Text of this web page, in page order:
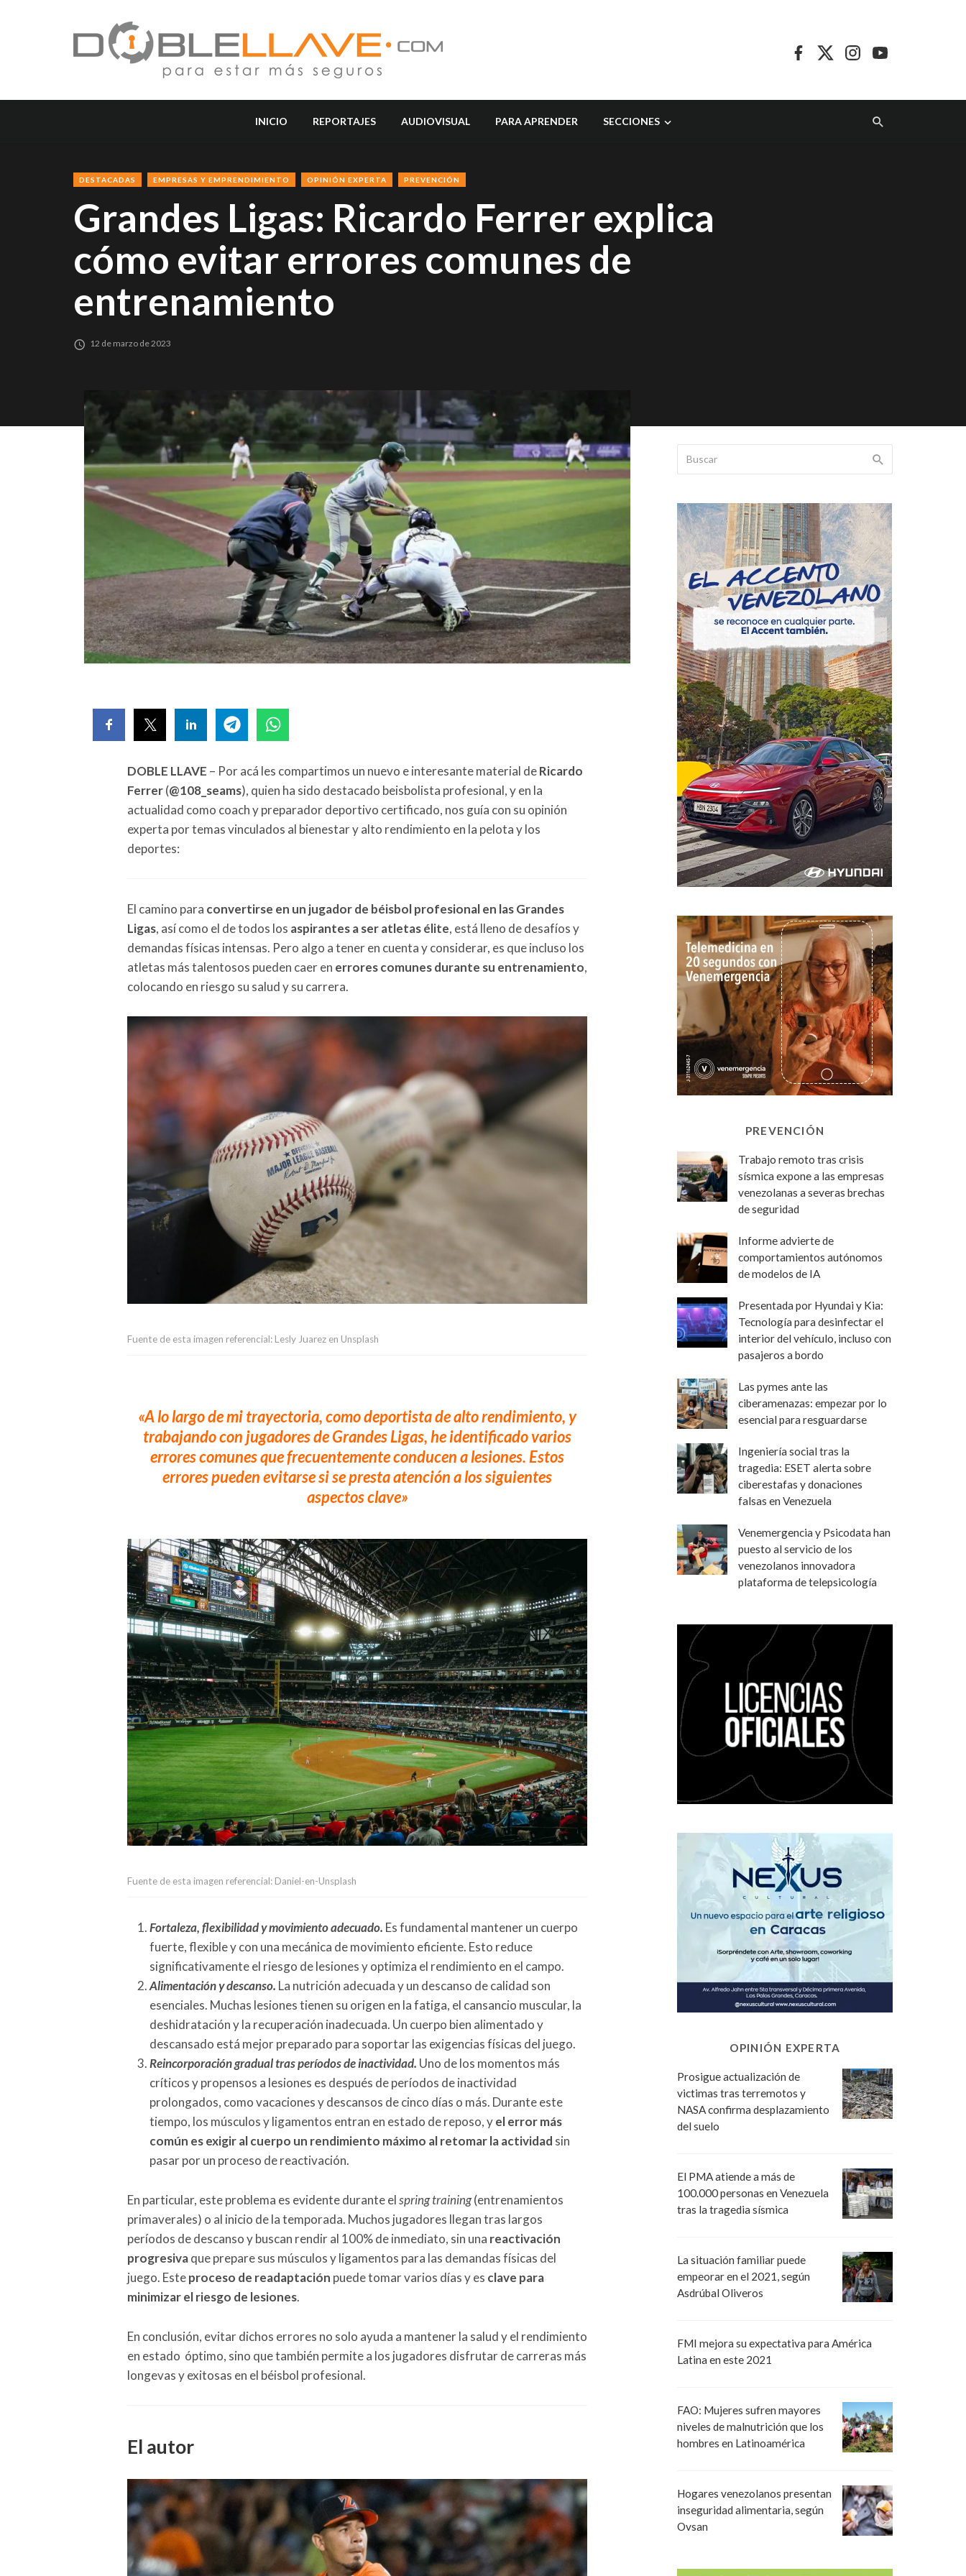
INICIO REPORTAJES AUDIOVISUAL PARA APRENDER SECCIONES
DESTACADAS EMPRESAS Y EMPRENDIMIENTO OPINIÓN EXPERTA PREVENCIÓN
Grandes Ligas: Ricardo Ferrer explica
cómo evitar errores comunes de
entrenamiento
12 de marzo de 2023
DOBLE LLAVE – Por acá les compartimos un nuevo e interesante material deRicardo
Ferrer(@108_seams), quien ha sido destacado beisbolista profesional, y en la
actualidad como coach y preparador deportivo certificado, nos guía con su opinión
experta por temas vinculados al bienestar y alto rendimiento en la pelota y los
deportes:
El camino para convertirse en un jugador de béisbol profesional en las Grandes
Ligas, así como el de todos los aspirantes a ser atletas élite, está lleno de desafíos y
demandas físicas intensas. Pero algo a tener en cuenta y considerar, es que incluso los
atletas más talentosos pueden caer en errores comunes durante su entrenamiento,
colocando en riesgo su salud y su carrera.
Fuente de esta imagen referencial: Lesly Juarez en Unsplash
«A lo largo de mi trayectoria, como deportista de alto rendimiento, y
trabajando con jugadores de Grandes Ligas, he identificado varios
errores comunes que frecuentemente conducen a lesiones. Estos
errores pueden evitarse si se presta atención a los siguientes
aspectos clave»
Fuente de esta imagen referencial: Daniel-en-Unsplash
Fortaleza, flexibilidad y movimiento adecuado. Es fundamental mantener un cuerpo
fuerte, flexible y con una mecánica de movimiento eficiente. Esto reduce
significativamente el riesgo de lesiones y optimiza el rendimiento en el campo.
Alimentación y descanso. La nutrición adecuada y un descanso de calidad son
esenciales. Muchas lesiones tienen su origen en la fatiga, el cansancio muscular, la
deshidratación y la recuperación inadecuada. Un cuerpo bien alimentado y
descansado está mejor preparado para soportar las exigencias físicas del juego.
Reincorporación gradual tras períodos de inactividad. Uno de los momentos más
críticos y propensos a lesiones es después de períodos de inactividad
prolongados, como vacaciones y descansos de cinco días o más. Durante este
tiempo, los músculos y ligamentos entran en estado de reposo, yel error más
común es exigir al cuerpo un rendimiento máximo al retomar la actividad sin
pasar por un proceso de reactivación.
En particular, este problema es evidente durante elspring training(entrenamientos
primaverales) o al inicio de la temporada. Muchos jugadores llegan tras largos
períodos de descanso y buscan rendir al 100% de inmediato, sin una reactivación
progresivaque prepare sus músculos y ligamentos para las demandas físicas del
juego. Esteproceso de readaptación puede tomar varios días y es clave para
minimizar el riesgo de lesiones.
En conclusión, evitar dichos errores no solo ayuda a mantener la salud y el rendimiento
en estado óptimo, sino que también permite a los jugadores disfrutar de carreras más
longevas y exitosas en el béisbol profesional.
El autor
PREVENCIÓN
Trabajo remoto tras crisis
sísmica expone a las empresas
venezolanas a severas brechas
de seguridad
Informe advierte de
comportamientos autónomos
de modelos de IA
Presentada por Hyundai y Kia:
Tecnología para desinfectar el
interior del vehículo, incluso con
pasajeros a bordo
Las pymes ante las
ciberamenazas: empezar por lo
esencial para resguardarse
Ingeniería social tras la
tragedia: ESET alerta sobre
ciberestafas y donaciones
falsas en Venezuela
Venemergencia y Psicodata han
puesto al servicio de los
venezolanos innovadora
plataforma de telepsicología
OPINIÓN EXPERTA
Prosigue actualización de
victimas tras terremotos y
NASA confirma desplazamiento
del suelo
El PMA atiende a más de
100.000 personas en Venezuela
tras la tragedia sísmica
La situación familiar puede
empeorar en el 2021, según
Asdrúbal Oliveros
FMI mejora su expectativa para América
Latina en este 2021
FAO: Mujeres sufren mayores
niveles de malnutrición que los
hombres en Latinoamérica
Hogares venezolanos presentan
inseguridad alimentaria, según
Ovsan